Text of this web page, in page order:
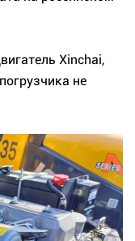
Xinchai,
не